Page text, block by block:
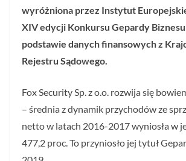
wyróżniona przez Instytut
XIV edycji Konkursu Gepardy
podstawie danych finansowych z
Rejestru Sądowego.
Fox Security Sp. z o.o. rozwija się
– średnia z dynamik przychodów ze
netto w latach 2016-2017 wyniosła w
477,2 proc. To przyniosło jej tytuł